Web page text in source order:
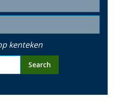
kenteken
Search